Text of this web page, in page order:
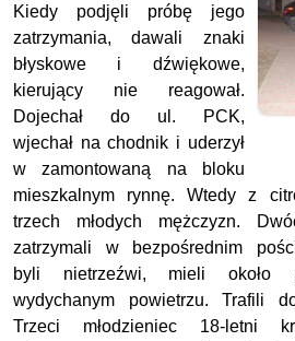
Kiedy podjęli próbę jego
zatrzymania, dawali znaki
błyskowe i dźwiękowe,
kierujący nie reagował.
Dojechał do ul. PCK,
wjechał na chodnik i uderzył
w zamontowaną na bloku
mieszkalnym rynnę. Wtedy z
trzech młodych mężczyzn.
zatrzymali w bezpośrednim
byli nietrzeźwi, mieli około
wydychanym powietrzu. Trafili
Trzeci młodzieniec 18-letni